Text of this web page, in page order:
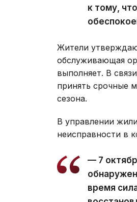
к тому,
Жители
обслуживающая
выполняет. В
принять срочные
сезона.
В управлении
неисправности в
— 7
время